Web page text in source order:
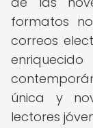
formatos
correos
única y
lectores